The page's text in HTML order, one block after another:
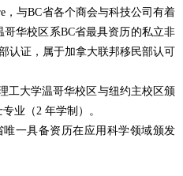
，与BC省各个商会与科技公司有着
华校区系BC省最具资历的私立非
认证，属于加拿大联邦移民部认可
工大学温哥华校区与纽约主校区颁
业（2 年学制）。
一具备资历在应用科学领域颁发